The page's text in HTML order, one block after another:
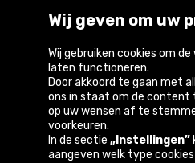
Belgique België
Copyright © 2026
Privacybeleid en
Wij geven om uw
Wij gebruiken cookies om
laten functioneren.
Door akkoord te gaan met
ons in staat om de content
op uw wensen af te
voorkeuren.
In de sectie „Instellingen”
aangeven welk type